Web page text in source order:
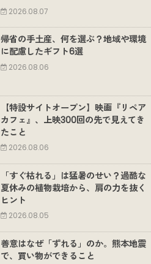
2026.08.07
帰省の手土産、何を選ぶ？地域や環境
に配慮したギフト6選
2026.08.06
【特設サイトオープン】映画『リペア
カフェ』、上映300回の先で見えてき
たこと
2026.08.06
「すぐ枯れる」は猛暑のせい？過酷な
夏休みの植物栽培から、肩の力を抜く
ヒント
2026.08.05
善意はなぜ「ずれる」のか。熊本地震
で、買い物ができること